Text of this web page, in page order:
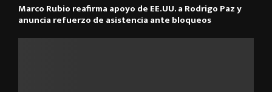
Marco Rubio reafirma apoyo de EE.UU. a Rodrigo Paz y
anuncia refuerzo de asistencia ante bloqueos